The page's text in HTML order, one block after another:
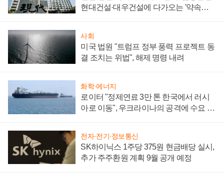
현대건설·대우건설에 다가오는 '약속의
사회
미국 법원 "트럼프 정부 풍력 프로젝트 동
결 조치는 위법", 해제 명령 내려
화학·에너지
로이터 "정제연료 3만 톤 한국에서 러시
아로 이동", 우크라이나의 공격에 수요 늘
전자·전기·정보통신
SK하이닉스 1주당 375원 현금배당 실시,
추가 주주환원 계획 9월 공개 예정